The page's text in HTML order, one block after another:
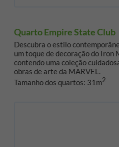
Quarto Empire State Club
Descubra o estilo
um toque de decoração do Iron
contendo uma coleção
obras de arte da MARVEL.
Tamanho dos quartos: 31m2